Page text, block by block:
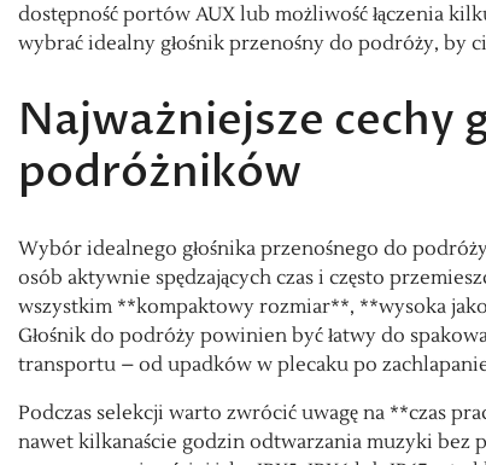
dostępność portów AUX lub możliwość łączenia
wybrać idealny głośnik przenośny do podróży, by
Najważniejsze cechy
podróżników
Wybór idealnego głośnika przenośnego do
osób aktywnie spędzających czas i często
wszystkim **kompaktowy rozmiar**, **wysoka
Głośnik do podróży powinien być łatwy do
transportu – od upadków w plecaku po
Podczas selekcji warto zwrócić uwagę na **czas
nawet kilkanaście godzin odtwarzania muzyki bez